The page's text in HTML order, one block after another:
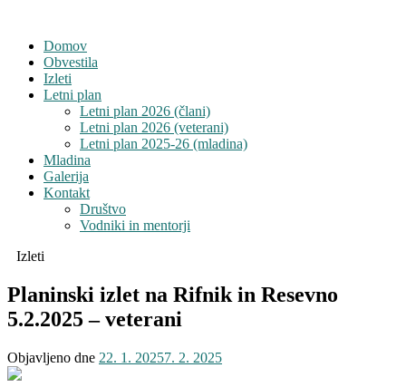
Domov
Obvestila
Izleti
Letni plan
Letni plan 2026 (člani)
Letni plan 2026 (veterani)
Letni plan 2025-26 (mladina)
Mladina
Galerija
Kontakt
Društvo
Vodniki in mentorji
Izleti
Planinski izlet na Rifnik in Resevno
5.2.2025 – veterani
Objavljeno dne 22. 1. 20257. 2. 2025